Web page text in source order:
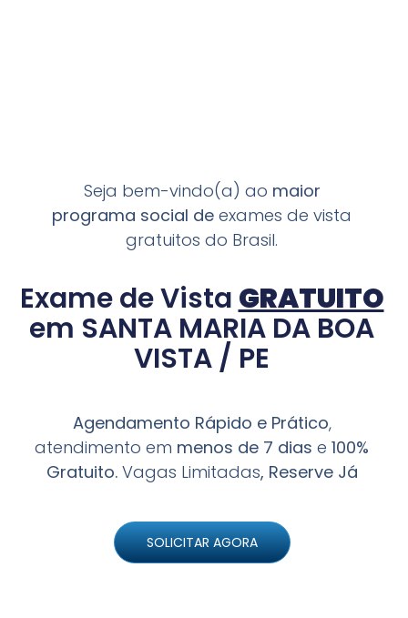
Seja bem-vindo(a) ao maior
programa social de exames de vista
gratuitos do Brasil.
Exame de Vista GRATUITO
em SANTA MARIA DA BOA
VISTA / PE
Agendamento Rápido e Prático,
atendimento em menos de 7 dias e 100%
Gratuito. Vagas Limitadas, Reserve Já
SOLICITAR AGORA